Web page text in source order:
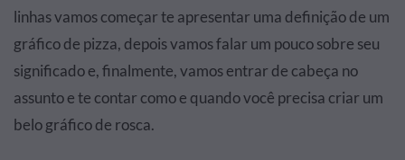
linhas vamos começar te apresentar uma definição de um
gráfico de pizza, depois vamos falar um pouco sobre seu
significado e, finalmente, vamos entrar de cabeça no
assunto e te contar como e quando você precisa criar um
belo gráfico de rosca.